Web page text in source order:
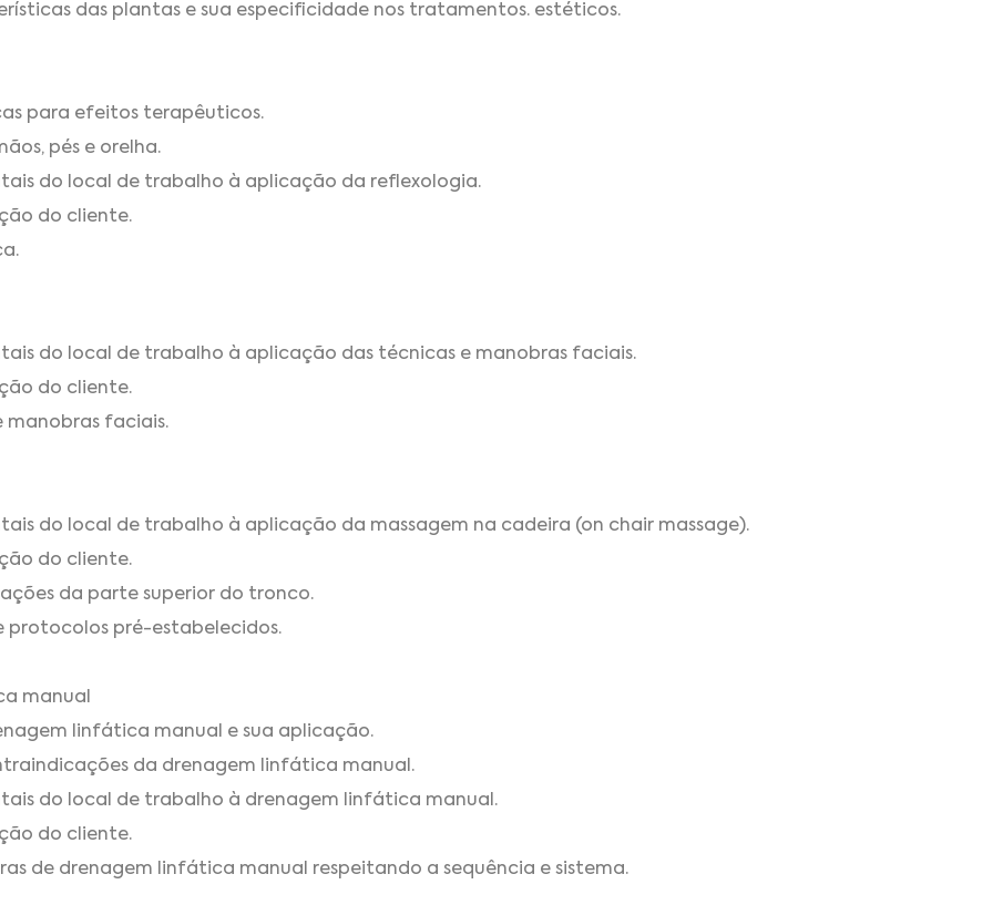
das plantas e sua especificidade nos tratamentos. estéticos.
para efeitos terapêuticos.
pés e orelha.
do local de trabalho à aplicação da reflexologia.
do cliente.
do local de trabalho à aplicação das técnicas e manobras faciais.
do cliente.
manobras faciais.
do local de trabalho à aplicação da massagem na cadeira (on chair massage).
do cliente.
da parte superior do tronco.
protocolos pré-estabelecidos.
manual
linfática manual e sua aplicação.
da drenagem linfática manual.
do local de trabalho à drenagem linfática manual.
do cliente.
de drenagem linfática manual respeitando a sequência e sistema.